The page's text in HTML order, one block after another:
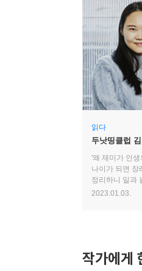
읽다
두낫띵클럽
'왜 재미가 인
나이가 되면 장
정리하니 일과
뽑혔어요.
2023.01.03.
작가에게